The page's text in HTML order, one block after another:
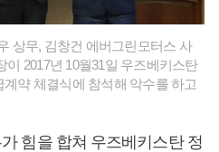
상무, 김창건 에버그린모터스 사
2017년 10월31일 우즈베키스탄
약 체결식에 참석해 악수를 하고
힘을 합쳐 우즈베키스탄 정